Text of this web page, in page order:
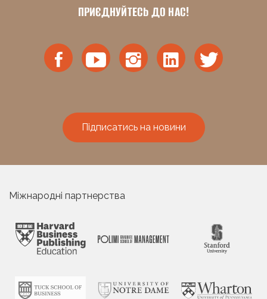
ПРИЄДНУЙТЕСЬ ДО НАС!
Підписатись на новини
Міжнародні партнерства